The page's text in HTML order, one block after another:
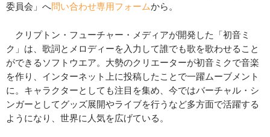
委員会」へ問い合わせ専用フォームから。
クリプトン・フューチャー・メディアが開発した「初音ミ
ク」は、歌詞とメロディーを入力して誰でも歌を歌わせること
ができるソフトウエア。大勢のクリエーターが初音ミクで音楽
を作り、インターネット上に投稿したことで一躍ムーブメント
に。キャラクターとしても注目を集め、今ではバーチャル・シ
ンガーとしてグッズ展開やライブを行うなど多方面で活躍する
ようになり、世界に人気を広げている。